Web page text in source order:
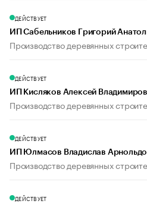
ДЕЙСТВУЕТ
ИП Сабельников Григорий
Производство деревянных
ДЕЙСТВУЕТ
ИП Кисляков Алексей
Производство деревянных
ДЕЙСТВУЕТ
ИП Юлмасов Владислав
Производство деревянных
ДЕЙСТВУЕТ